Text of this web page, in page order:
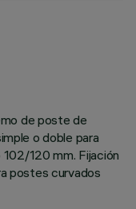
de poste de
o doble para
120 mm. Fijación
postes curvados